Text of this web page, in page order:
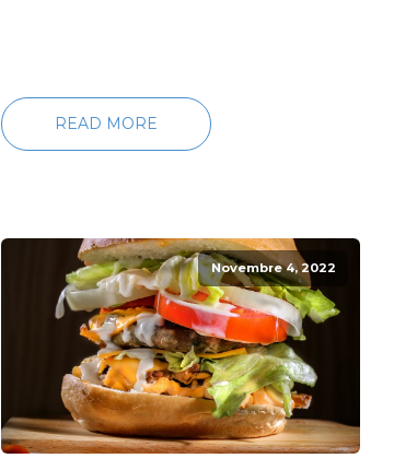
READ MORE
Novembre 4, 2022